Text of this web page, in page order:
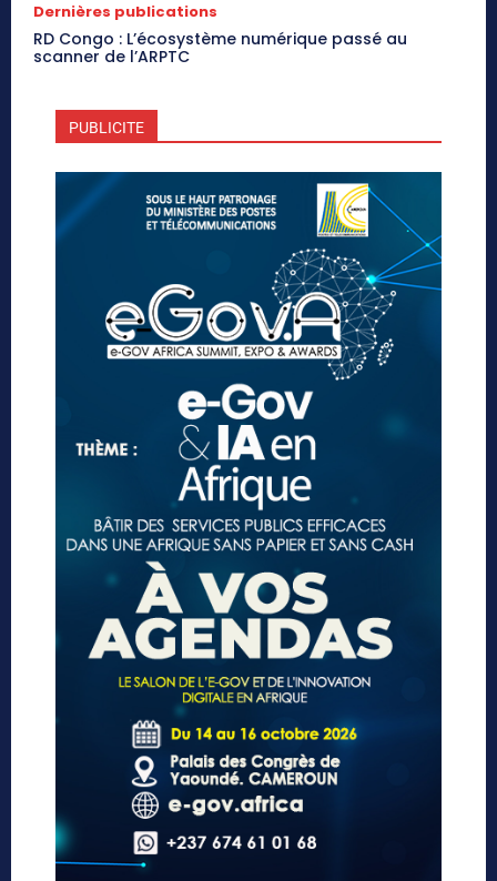
Dernières publications
RD Congo : L’écosystème numérique passé au
scanner de l’ARPTC
PUBLICITE